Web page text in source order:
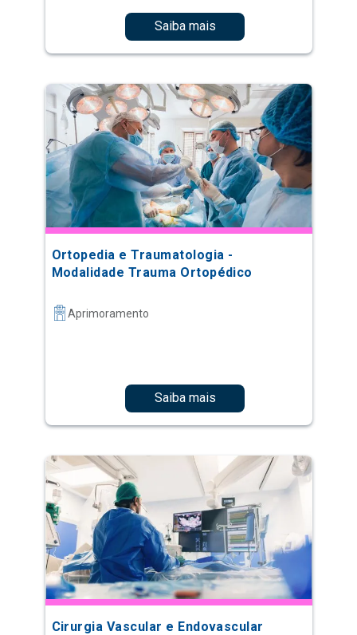
Saiba mais
Ortopedia e Traumatologia -
Modalidade Trauma Ortopédico
Aprimoramento
Saiba mais
Cirurgia Vascular e Endovascular